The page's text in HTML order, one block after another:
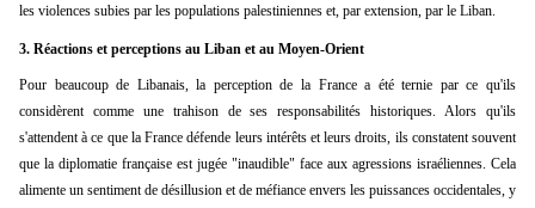
les violences subies par les populations palestiniennes et, par extension, par le Liban.
3. Réactions et perceptions au Liban et au Moyen-Orient
Pour beaucoup de Libanais, la perception de la France a été ternie par ce qu'ils
considèrent comme une trahison de ses responsabilités historiques. Alors qu'ils
s'attendent à ce que la France défende leurs intérêts et leurs droits, ils constatent souvent
que la diplomatie française est jugée "inaudible" face aux agressions israéliennes. Cela
alimente un sentiment de désillusion et de méfiance envers les puissances occidentales, y